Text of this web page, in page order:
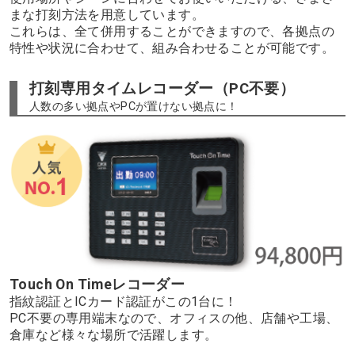
まな打刻方法を用意しています。
これらは、全て併用することができますので、各拠点の
特性や状況に合わせて、組み合わせることが可能です。
打刻専用タイムレコーダー（PC不要）
人数の多い拠点やPCが置けない拠点に！
Touch On Timeレコーダー
指紋認証とICカード認証がこの1台に！
PC不要の専用端末なので、オフィスの他、店舗や工場、
倉庫など様々な場所で活躍します。